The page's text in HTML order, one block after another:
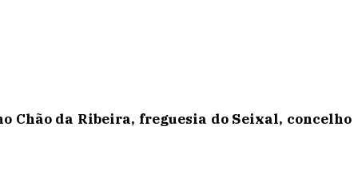
Chão da Ribeira, freguesia do Seixal, concelho